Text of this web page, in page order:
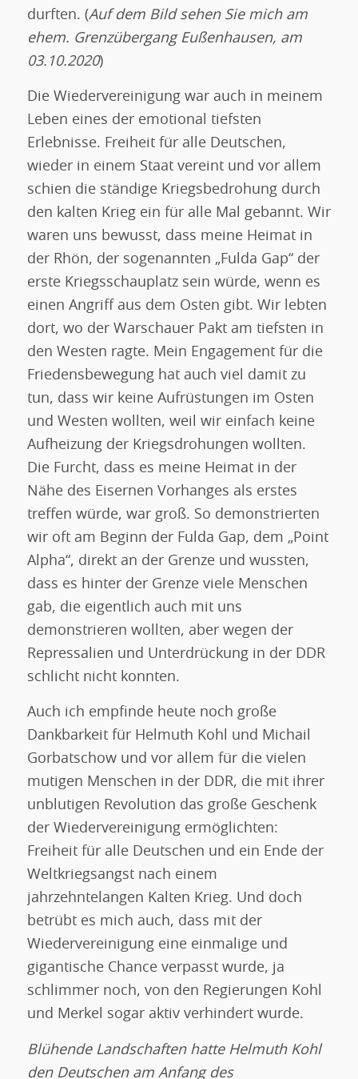
durften. (Auf dem Bild sehen Sie mich am
ehem. Grenzübergang Eußenhausen, am
03.10.2020)
Die Wiedervereinigung war auch in meinem
Leben eines der emotional tiefsten
Erlebnisse. Freiheit für alle Deutschen,
wieder in einem Staat vereint und vor allem
schien die ständige Kriegsbedrohung durch
den kalten Krieg ein für alle Mal gebannt. Wir
waren uns bewusst, dass meine Heimat in
der Rhön, der sogenannten „Fulda Gap“ der
erste Kriegsschauplatz sein würde, wenn es
einen Angriff aus dem Osten gibt. Wir lebten
dort, wo der Warschauer Pakt am tiefsten in
den Westen ragte. Mein Engagement für die
Friedensbewegung hat auch viel damit zu
tun, dass wir keine Aufrüstungen im Osten
und Westen wollten, weil wir einfach keine
Aufheizung der Kriegsdrohungen wollten.
Die Furcht, dass es meine Heimat in der
Nähe des Eisernen Vorhanges als erstes
treffen würde, war groß. So demonstrierten
wir oft am Beginn der Fulda Gap, dem „Point
Alpha“, direkt an der Grenze und wussten,
dass es hinter der Grenze viele Menschen
gab, die eigentlich auch mit uns
demonstrieren wollten, aber wegen der
Repressalien und Unterdrückung in der DDR
schlicht nicht konnten.
Auch ich empfinde heute noch große
Dankbarkeit für Helmuth Kohl und Michail
Gorbatschow und vor allem für die vielen
mutigen Menschen in der DDR, die mit ihrer
unblutigen Revolution das große Geschenk
der Wiedervereinigung ermöglichten:
Freiheit für alle Deutschen und ein Ende der
Weltkriegsangst nach einem
jahrzehntelangen Kalten Krieg. Und doch
betrübt es mich auch, dass mit der
Wiedervereinigung eine einmalige und
gigantische Chance verpasst wurde, ja
schlimmer noch, von den Regierungen Kohl
und Merkel sogar aktiv verhindert wurde.
Blühende Landschaften hatte Helmuth Kohl
den Deutschen am Anfang des